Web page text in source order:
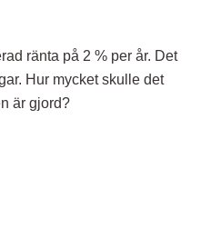
ränta på 2 % per år. Det
Hur mycket skulle det
är gjord?